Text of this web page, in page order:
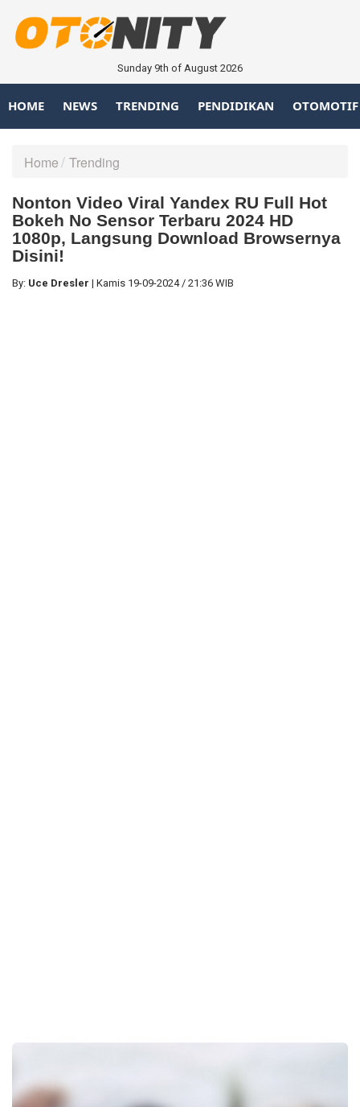
Sunday 9th of August 2026
HOME NEWS TRENDING PENDIDIKAN OTOMOTIF
Home Trending
Nonton Video Viral Yandex RU Full Hot
Bokeh No Sensor Terbaru 2024 HD
1080p, Langsung Download Browsernya
Disini!
By: Uce Dresler | Kamis 19-09-2024 / 21:36 WIB